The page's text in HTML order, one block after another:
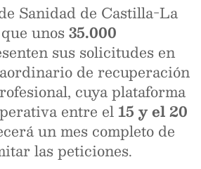
Sanidad de Castilla-La
unos 35.000
sus solicitudes en
de recuperación
cuya plataforma
entre el 15 y el 20
un mes completo de
las peticiones.